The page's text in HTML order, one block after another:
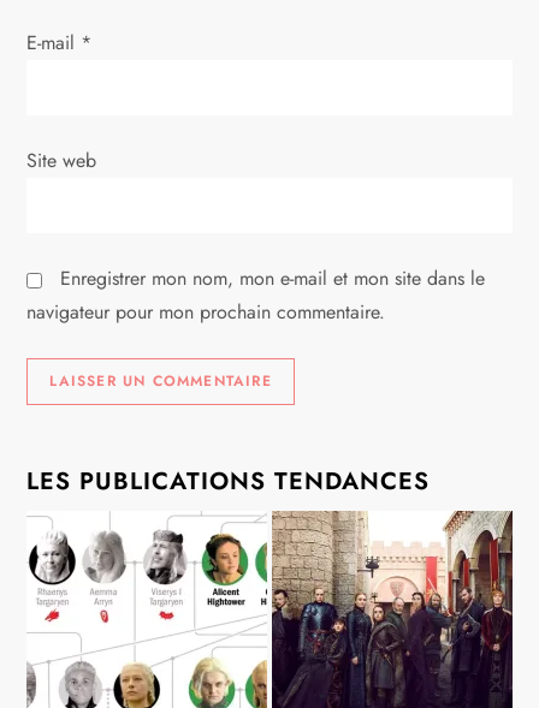
t
c
e
E-mail *
Site web
Enregistrer mon nom, mon e-mail et mon site dans le
navigateur pour mon prochain commentaire.
LES PUBLICATIONS TENDANCES